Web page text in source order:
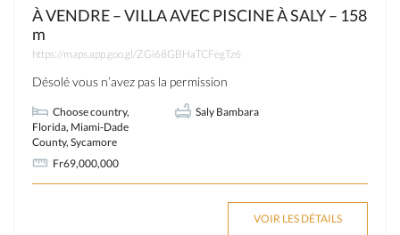
À VENDRE – VILLA AVEC PISCINE À SALY – 158
m
https://maps.app.goo.gl/ZGi68GBHaTCFegTz6
Désolé vous n’avez pas la permission
Choose country,
Florida, Miami-Dade
County, Sycamore
Saly Bambara
Fr69,000,000
VOIR LES DÉTAILS